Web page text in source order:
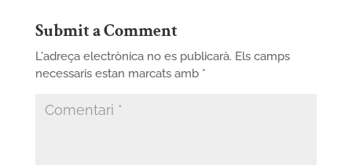
Submit a Comment
L'adreça electrònica no es publicarà. Els camps
necessaris estan marcats amb *